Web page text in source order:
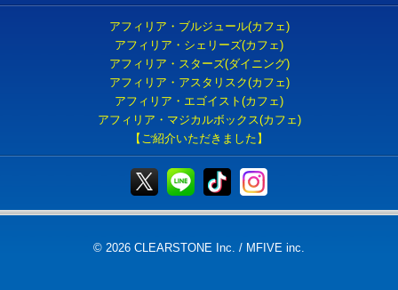
アフィリア・ブルジュール(カフェ)
アフィリア・シェリーズ(カフェ)
アフィリア・スターズ(ダイニング)
アフィリア・アスタリスク(カフェ)
アフィリア・エゴイスト(カフェ)
アフィリア・マジカルボックス(カフェ)
【ご紹介いただきました】
© 2026 CLEARSTONE Inc. / MFIVE inc.